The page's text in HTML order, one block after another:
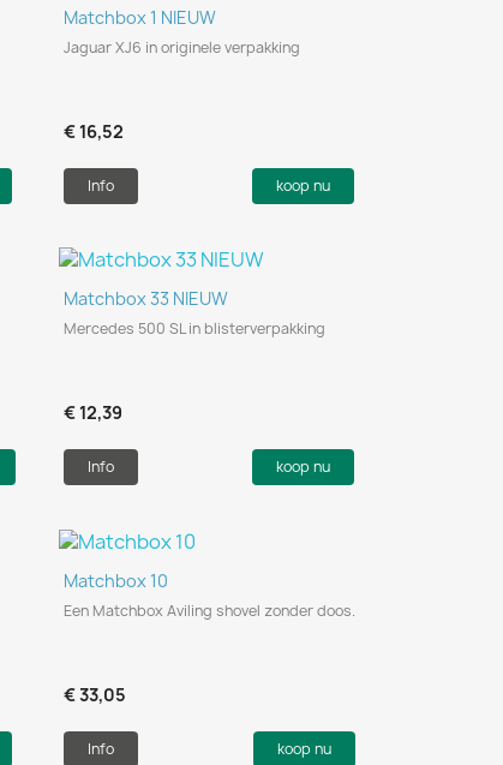
 Snel bekijken
Matchbox 1 NIEUW
Jaguar XJ6 in originele verpakking
€ 16,52
Info koop nu
Snel bekijken
Matchbox 33 NIEUW
Mercedes 500 SL in blisterverpakking
€ 12,39
Info koop nu
Snel bekijken
Matchbox 10
Een Matchbox Aviling shovel zonder doos.
€ 33,05
Info koop nu